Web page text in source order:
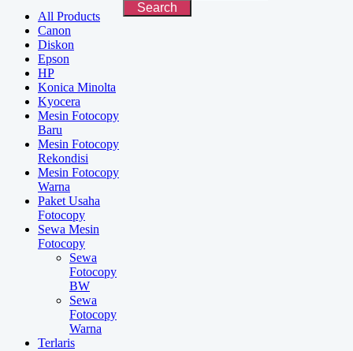
All Products
Canon
Diskon
Epson
HP
Konica Minolta
Kyocera
Mesin Fotocopy
Baru
Mesin Fotocopy
Rekondisi
Mesin Fotocopy
Warna
Paket Usaha
Fotocopy
Sewa Mesin
Fotocopy
Sewa
Fotocopy
BW
Sewa
Fotocopy
Warna
Terlaris
Search